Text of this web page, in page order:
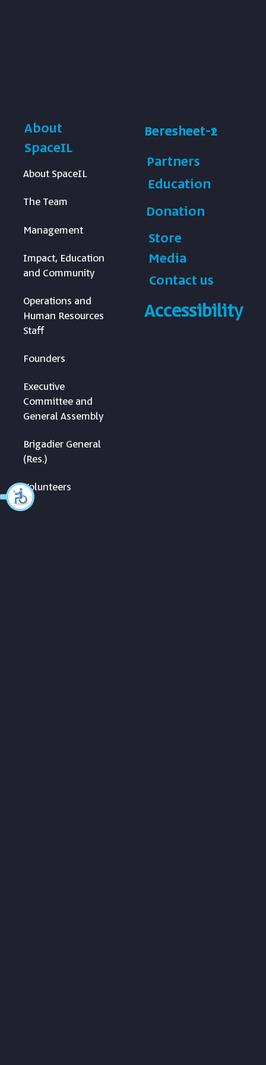
About
SpaceIL
About SpaceIL
The Team
Management
Impact, Education
and Community
Operations and
Human Resources
Staff
Founders
Executive
Committee and
General Assembly
Brigadier General
(Res.)
Volunteers
Beresheet-1
Beresheet-2
Education
Partners
Donation
Media
Store
Contact us
Accessibility